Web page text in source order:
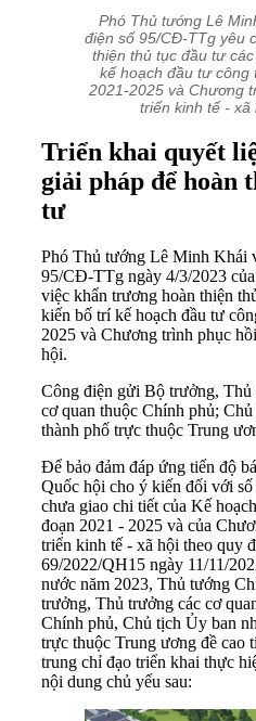
Phó Thủ tướng Lê
điện số 95/CĐ-TTg yêu
thiện thủ tục đầu tư
kế hoạch đầu tư công
2021-2025 và Chương
triển kinh tế - xã
Triển khai quyết
giải pháp để hoàn
tư
Phó Thủ tướng Lê Minh Khái
95/CĐ-TTg ngày 4/3/2023
việc khẩn trương hoàn thiện
kiến bố trí kế hoạch đầu tư
2025 và Chương trình phục
hội.
Công điện gửi Bộ trưởng, Thủ
cơ quan thuộc Chính phủ;
thành phố trực thuộc Trung
Để bảo đảm đáp ứng tiến độ
Quốc hội cho ý kiến đối với
chưa giao chi tiết của Kế
đoạn 2021 - 2025 và của
triển kinh tế - xã hội theo quy
69/2022/QH15 ngày 11/11/
nước năm 2023, Thủ tướng
trưởng, Thủ trưởng các cơ
Chính phủ, Chủ tịch Ủy ban
trực thuộc Trung ương đề cao
trung chỉ đạo triển khai thực
nội dung chủ yếu sau: